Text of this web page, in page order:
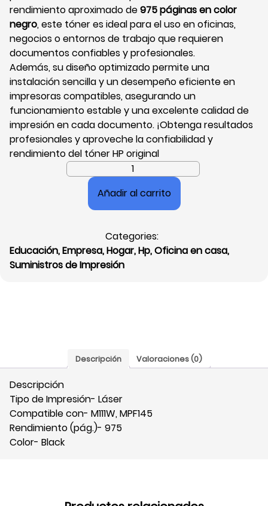
rendimiento aproximado de975 páginas en color
negro, este tóner es ideal para el uso en oficinas,
negocios o entornos de trabajo que requieren
documentos confiables y profesionales.
Además, su diseño optimizado permite una
instalación sencilla y un desempeño eficiente en
impresoras compatibles, asegurando un
funcionamiento estable y una excelente calidad de
impresión en cada documento. ¡Obtenga resultados
profesionales y aproveche la confiabilidad y
rendimiento del tóner HP original
Cartucho
Láser
150A,
Compatible:
W1500A
cantidad
Añadir al carrito
Categories:
Educación,Empresa,Hogar,Hp,Oficina en casa,
Suministros de Impresión
Descripción Valoraciones (0)
Descripción
Tipo de Impresión- Láser
Compatible con- M111W, MPF145
Rendimiento (pág.)- 975
Color- Black